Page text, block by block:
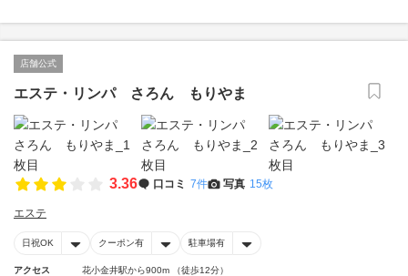
店舗公式
エステ・リンパ さろん もりやま
3.36 口コミ 7件 写真 15枚
エステ
日祝OK クーポン有 駐車場有
アクセス
花小金井駅から900m （徒歩12分）